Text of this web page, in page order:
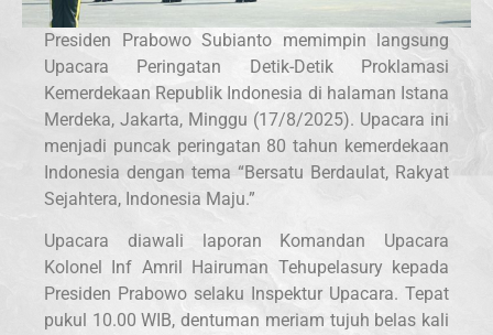
Presiden Prabowo Subianto memimpin langsung
Upacara Peringatan Detik-Detik Proklamasi
Kemerdekaan Republik Indonesia di halaman Istana
Merdeka, Jakarta, Minggu (17/8/2025). Upacara ini
menjadi puncak peringatan 80 tahun kemerdekaan
Indonesia dengan tema “Bersatu Berdaulat, Rakyat
Sejahtera, Indonesia Maju.”
Upacara diawali laporan Komandan Upacara
Kolonel Inf Amril Hairuman Tehupelasury kepada
Presiden Prabowo selaku Inspektur Upacara. Tepat
pukul 10.00 WIB, dentuman meriam tujuh belas kali